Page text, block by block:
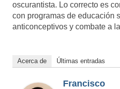
oscurantista. Lo correcto es
con programas de educación
anticonceptivos y combate a
Acerca de Últimas entradas
Francisco